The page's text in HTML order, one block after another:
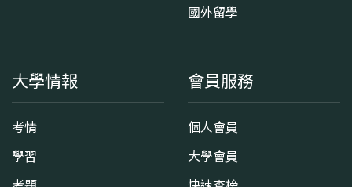
國外留學
大學情報
考情
學習
會員服務
個人會員
大學會員